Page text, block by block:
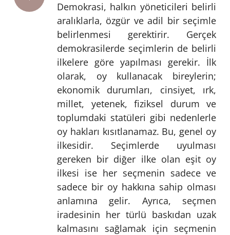
Demokrasi, halkın yöneticileri belirli
aralıklarla, özgür ve adil bir seçimle
belirlenmesi gerektirir. Gerçek
demokrasilerde seçimlerin de belirli
ilkelere göre yapılması gerekir. İlk
olarak, oy kullanacak bireylerin;
ekonomik durumları, cinsiyet, ırk,
millet, yetenek, fiziksel durum ve
toplumdaki statüleri gibi nedenlerle
oy hakları kısıtlanamaz. Bu, genel oy
ilkesidir. Seçimlerde uyulması
gereken bir diğer ilke olan eşit oy
ilkesi ise her seçmenin sadece ve
sadece bir oy hakkına sahip olması
anlamına gelir. Ayrıca, seçmen
iradesinin her türlü baskıdan uzak
kalmasını sağlamak için seçmenin